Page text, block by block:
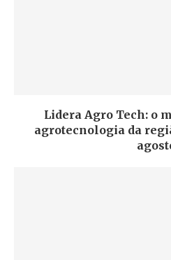
Lidera Agro Tech: o
agrotecnologia da